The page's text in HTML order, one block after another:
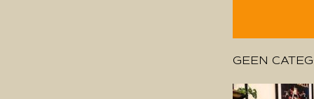
GEEN